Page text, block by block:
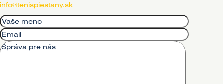
info@tenispiestany.sk